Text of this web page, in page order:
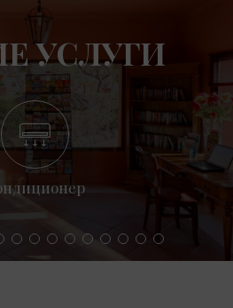
УСЛУГИ